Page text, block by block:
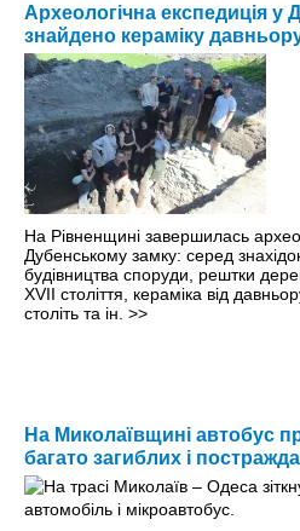
Археологічна експедиція у
знайдено кераміку
На Рівненщині завершилась
Дубенському замку: серед
будівництва споруди, рештки
ХVІІ століття, кераміка від
століть та ін. >>
На Миколаївщині автобус
багато загиблих і